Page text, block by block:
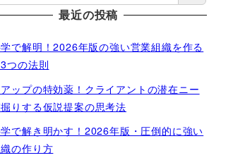
最近の投稿
で解明！2026年版の強い営業組織を作る
つの法則
ップの特効薬！クライアントの潜在ニー
りする仮説提案の思考法
で解き明かす！2026年版・圧倒的に強い
の作り方